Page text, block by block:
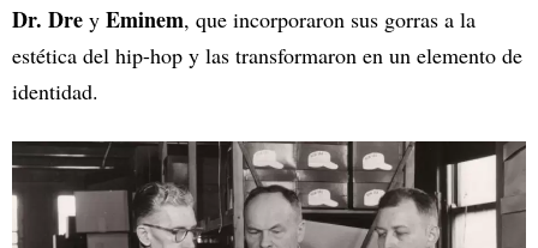
Dr. Dre y Eminem, que incorporaron sus gorras a la
estética del hip-hop y las transformaron en un elemento de
identidad.